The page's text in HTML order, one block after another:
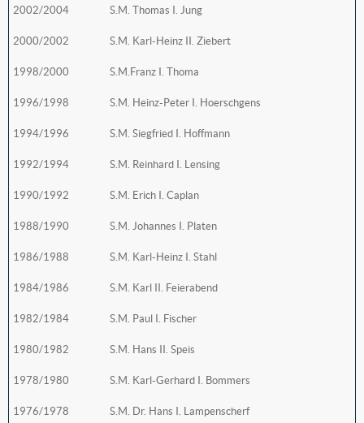
2002/2004 S.M. Thomas I. Jung
2000/2002 S.M. Karl-Heinz II. Ziebert
1998/2000 S.M.Franz I. Thoma
1996/1998 S.M. Heinz-Peter I. Hoerschgens
1994/1996 S.M. Siegfried I. Hoffmann
1992/1994 S.M. Reinhard I. Lensing
1990/1992 S.M. Erich I. Caplan
1988/1990 S.M. Johannes I. Platen
1986/1988 S.M. Karl-Heinz I. Stahl
1984/1986 S.M. Karl II. Feierabend
1982/1984 S.M. Paul I. Fischer
1980/1982 S.M. Hans II. Speis
1978/1980 S.M. Karl-Gerhard I. Bommers
1976/1978 S.M. Dr. Hans I. Lampenscherf